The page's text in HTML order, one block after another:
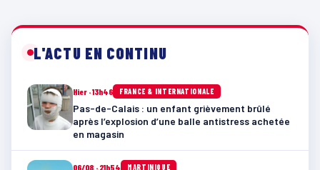
L'ACTU EN CONTINU
Hier · 13h46 FRANCE & INTERNATIONALE
Pas-de-Calais : un enfant grièvement brûlé
après l’explosion d’une balle antistress achetée
en magasin
06/08 · 21h54 MARTINIQUE